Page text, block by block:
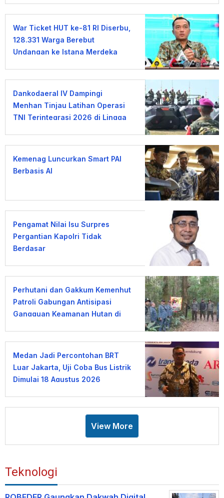
War Ticket HUT ke-81 RI Diserbu,
128.331 Warga Berebut
Undangan ke Istana Merdeka
Dankodaeral IV Dampingi
Menhan Tinjau Latihan Operasi
TNI Terintegrasi 2026 di Lingga
Kemenag Luncurkan Smart PAI
Berbasis AI
Pengamat Nilai Isu Surpres
Pergantian Kapolri Tidak
Berdasar
Perhutani dan Gakkum Kemenhut
Patroli Gabungan Antisipasi
Gangguan Keamanan Hutan di
Medan Jadi Percontohan BRT
Luar Jakarta, Uji Coba Bus Listrik
Dimulai 18 Agustus 2026
View More
Teknologi